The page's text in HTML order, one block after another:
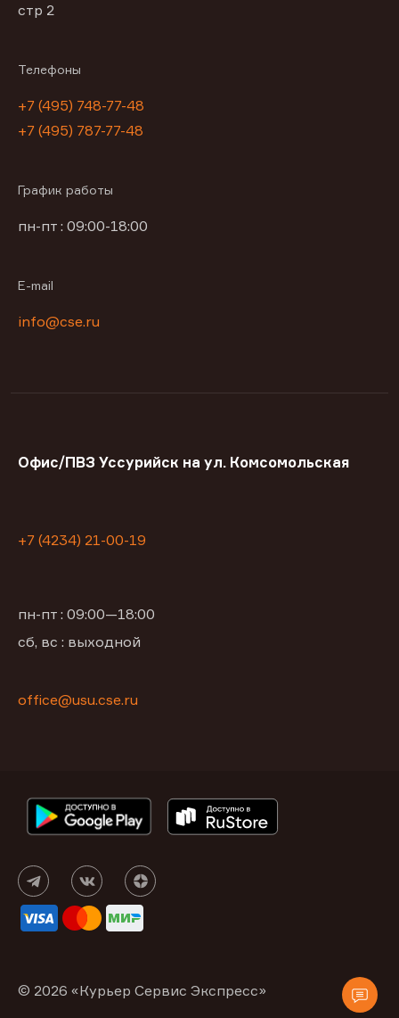
стр 2
Телефоны
+7 (495) 748-77-48
+7 (495) 787-77-48
График работы
пн-пт : 09:00-18:00
E-mail
info@cse.ru
Офис/ПВЗ Уссурийск на ул. Комсомольская
+7 (4234) 21-00-19
пн-пт : 09:00—18:00
сб, вс : выходной
office@usu.cse.ru
© 2026 «Курьер Сервис Экспресс»